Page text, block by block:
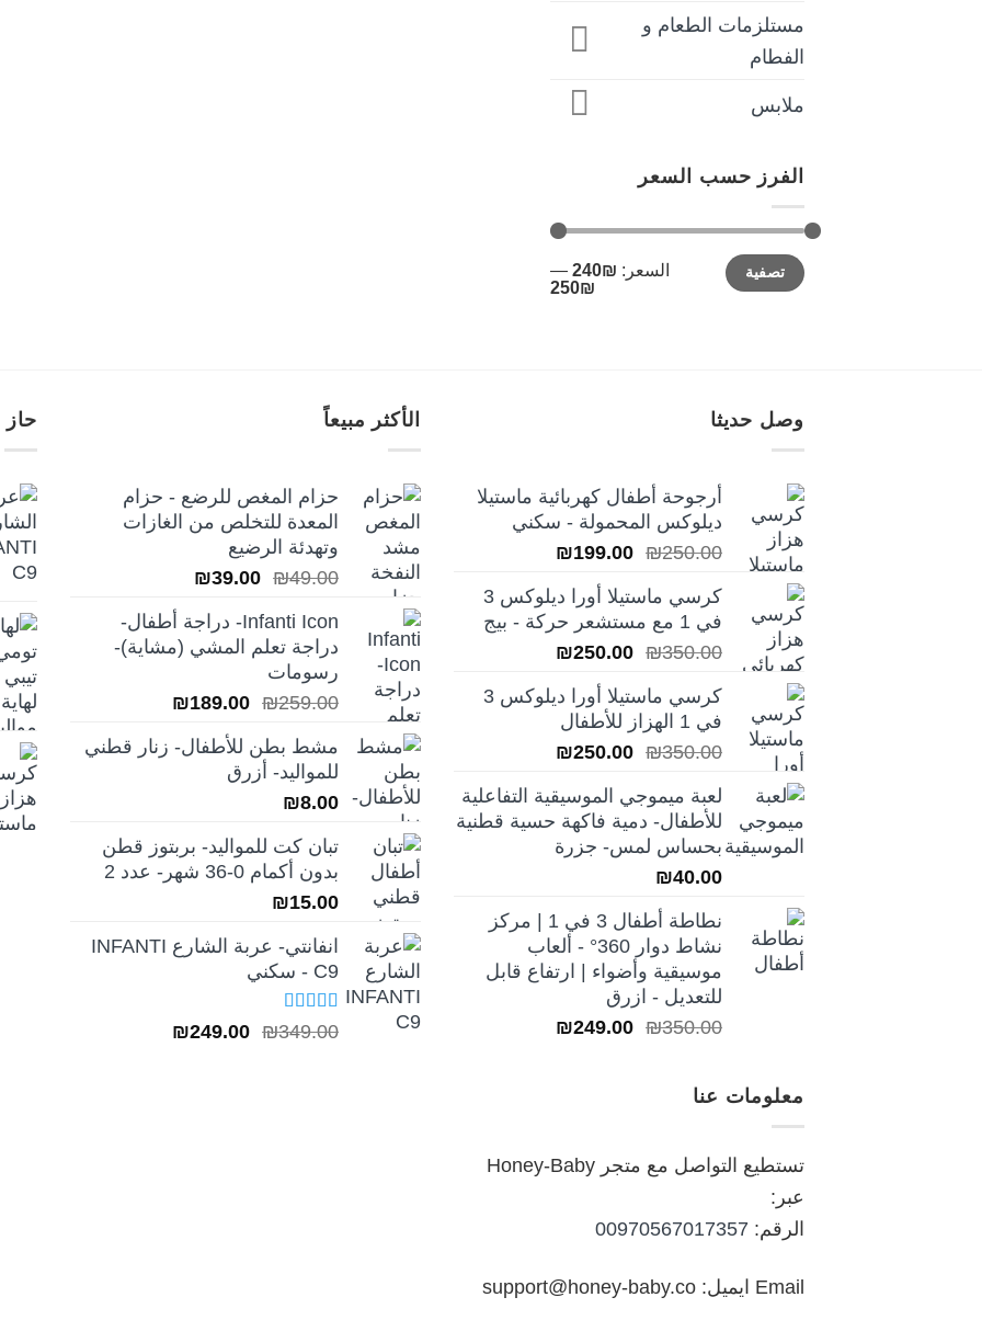
مستلزمات الطعام و
الفطام
ملابس
الفرز حسب السعر
أدنى
سعر
أعلى
سعرتصفية السعر: ₪240
—
₪250
وصل حديثا
أرجوحة أطفال كهربائية ماستيلا
ديلوكس المحمولة - سكني
₪250.00
السعر
هو:
₪250.00.
₪199.00
السعر
هو:
₪199.00.
كرسي ماستيلا أورا ديلوكس 3
في 1 مع مستشعر حركة - بيج
₪350.00
السعر
هو:
₪350.00.
₪250.00
السعر
هو:
كرسي ماستيلا أورا ديلوكس 3
في 1 الهزاز للأطفال
₪350.00
السعر
هو:
₪350.00.
₪250.00
السعر
هو:
₪250.00.
لعبة ميموجي الموسيقية التفاعلية
للأطفال- دمية فاكهة حسية قطنية
بحساس لمس- جزرة
₪40.00
نطاطة أطفال 3 في 1 | مركز
نشاط دوار 360° - ألعاب
موسيقية وأضواء | ارتفاع قابل
للتعديل - ازرق
₪350.00
السعر ₪249.00
السعر
الأكثر مبيعاً
حزام المغص للرضع - حزام
المعدة للتخلص من الغازات
وتهدئة الرضيع
₪49.00
السعر
هو:
₪49.00.
₪39.00
السعر
هو:
₪39.00.
Infanti Icon- دراجة أطفال-
دراجة تعلم المشي (مشاية)-
رسومات
₪259.00
السعر
هو:
₪259.00.
₪189.00
السعر
هو:
مشط بطن للأطفال- زنار قطني
للمواليد- أزرق
₪8.00
تبان كت للمواليد- بربتوز قطن
بدون أكمام 0-36 شهر- عدد 2
₪15.00
انفانتي- عربة الشارع INFANTI
C9 - سكني
تم التقييم
5.00 من 5
₪349.00
السعر ₪249.00
السعر
معلومات عنا
تستطيع التواصل مع متجر Honey-Baby
عبر:
الرقم: 00970567017357
Email ايميل: support@honey-baby.co